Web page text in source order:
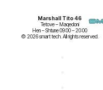
Marshall Tito 46
Tetove – Maqedoni
Hen – Shtune 09:00 – 20:00